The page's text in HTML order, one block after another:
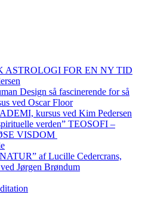
ASTROLOGI FOR EN NY TID
Design så fascinerende for så
ved Oscar Floor
kursus ved Kim Pedersen
verden” TEOSOFI –
VISDOM
af Lucille Cedercrans,
Jørgen Brøndum